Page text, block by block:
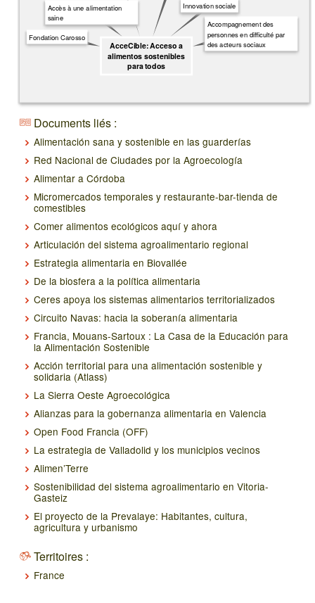
AcceCible: Acceso a
alimentos sostenibles
para todos
Accompagnement des
personnes en difficulté par
des acteurs sociaux
Innovation sociale
Accès à une alimentation
saine
Fondation Carosso
Documents liés :
Alimentación sana y sostenible en las guarderías
Red Nacional de Ciudades por la Agroecología
Alimentar a Córdoba
Micromercados temporales y restaurante-bar-tienda de
comestibles
Comer alimentos ecológicos aquí y ahora
Articulación del sistema agroalimentario regional
Estrategia alimentaria en Biovallée
De la biosfera a la política alimentaria
Ceres apoya los sistemas alimentarios territorializados
Circuito Navas: hacia la soberanía alimentaria
Francia, Mouans-Sartoux : La Casa de la Educación para
la Alimentación Sostenible
Acción territorial para una alimentación sostenible y
solidaria (Atlass)
La Sierra Oeste Agroecológica
Alianzas para la gobernanza alimentaria en Valencia
Open Food Francia (OFF)
La estrategia de Valladolid y los municipios vecinos
Alimen’Terre
Sostenibilidad del sistema agroalimentario en Vitoria-
Gasteiz
El proyecto de la Prevalaye: Habitantes, cultura,
agricultura y urbanismo
Territoires :
France